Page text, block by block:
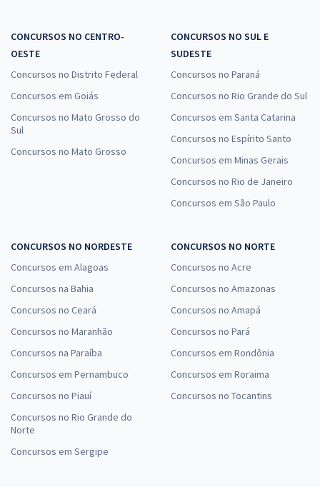
CONCURSOS NO CENTRO-
OESTE
Concursos no Distrito Federal
Concursos em Goiás
Concursos no Mato Grosso do
Sul
Concursos no Mato Grosso
CONCURSOS NO SUL E
SUDESTE
Concursos no Paraná
Concursos no Rio Grande do Sul
Concursos em Santa Catarina
Concursos no Espírito Santo
Concursos em Minas Gerais
Concursos no Rio de Janeiro
Concursos em São Paulo
CONCURSOS NO NORDESTE
Concursos em Alagoas
Concursos na Bahia
Concursos no Ceará
Concursos no Maranhão
Concursos na Paraíba
Concursos em Pernambuco
Concursos no Piauí
Concursos no Rio Grande do
Norte
Concursos em Sergipe
CONCURSOS NO NORTE
Concursos no Acre
Concursos no Amazonas
Concursos no Amapá
Concursos no Pará
Concursos em Rondônia
Concursos em Roraima
Concursos no Tocantins